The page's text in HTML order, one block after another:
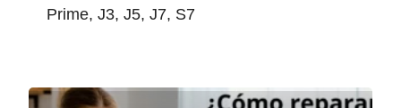
Prime, J3, J5, J7, S7